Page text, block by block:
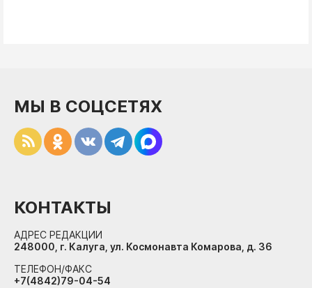
МЫ В СОЦСЕТЯХ
КОНТАКТЫ
АДРЕС РЕДАКЦИИ
248000, г. Калуга, ул. Космонавта Комарова, д. 36
ТЕЛЕФОН/ФАКС
+7(4842)79-04-54